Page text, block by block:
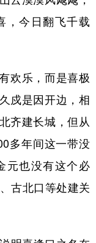
，今日翻飞千载
欢乐，而是喜极
戍是因开边，相
齐建长城，但从
多年间这一带没
元也没有这个必
古北口等处建关